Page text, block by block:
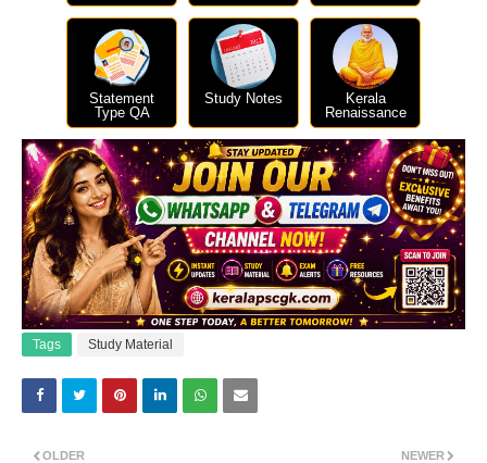
Statement
Type QA
Study Notes
Kerala
Renaissance
Tags Study Material
NEWER
OLDER